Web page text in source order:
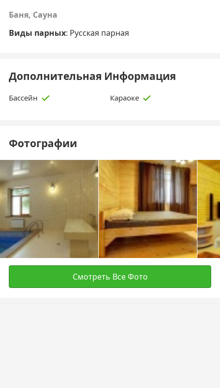
Баня, Сауна
Виды парных: Русская парная
Дополнительная Информация
Бассейн Караоке
Фотографии
Смотреть Все Фото